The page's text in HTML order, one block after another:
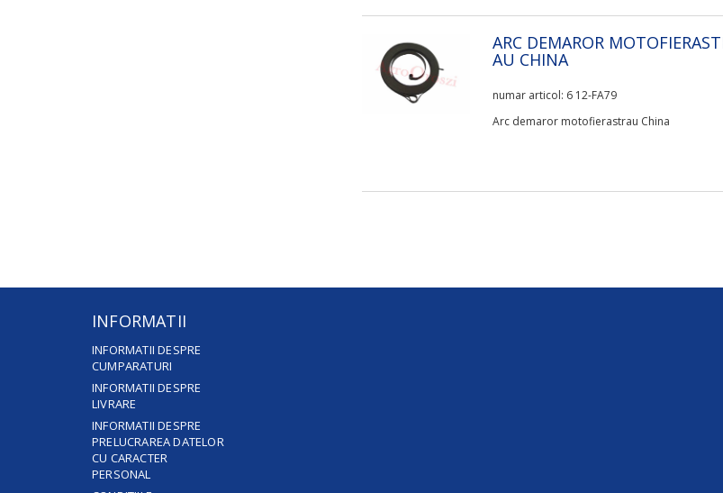
ARC DEMAROR
AU CHINA
numar articol: 6 12-FA79
Arc demaror motofierastrau China
INFORMATII
INFORMATII DESPRE
CUMPARATURI
INFORMATII DESPRE
LIVRARE
INFORMATII DESPRE
PRELUCRAREA DATELOR
CU CARACTER
PERSONAL